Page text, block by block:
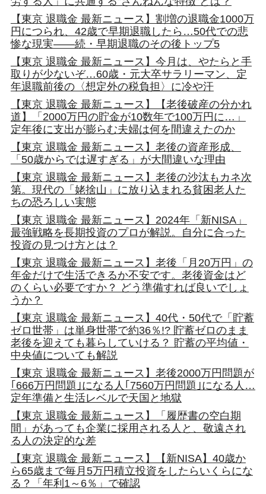
【東京 退職金 最新ニュース】割増の退職金1000万
円につられ、42歳で早期退職したら…50代での悲
惨な現実――続・早期退職のその後トップ5
【東京 退職金 最新ニュース】今月は、やたらと手
取りが少ないぞ…60歳・元大卒サラリーマン、定
年退職前後の〈想定外の税負担〉に冷や汗
【東京 退職金 最新ニュース】【老後破産の分かれ
道】「2000万円の貯金が10数年で100万円に…」
定年後に支出が膨らむ夫婦は何を間違えたのか
【東京 退職金 最新ニュース】老後の資産形成、
「50歳からでは遅すぎる」が大間違いな理由
【東京 退職金 最新ニュース】老後の沙汰もカネ次
第。現代の「姥捨山」に放り込まれる貧困老人た
ちの恐ろしい実態
【東京 退職金 最新ニュース】2024年「新NISA」
最強戦略を長期投資のプロが解説。自分に合った
投資の見つけ方とは？
【東京 退職金 最新ニュース】老後「月20万円」の
年金だけで生活できるか不安です。老後資金はど
のくらい必要ですか？ どう準備すれば良いでしょ
うか？
【東京 退職金 最新ニュース】40代・50代で「貯蓄
ゼロ世帯」は単身世帯で約36％!? 貯蓄ゼロのまま
老後を迎えても暮らしていける？ 貯蓄の平均値・
中央値についても解説
【東京 退職金 最新ニュース】老後2000万円問題が
｢666万円問題｣になる人｢7560万円問題｣になる人…
定年準備と生活レベルで天国と地獄
【東京 退職金 最新ニュース】「履歴書の空白期
間」があっても企業に採用される人と、敬遠され
る人の決定的な差
【東京 退職金 最新ニュース】【新NISA】40歳か
ら65歳まで毎月5万円積立投資をしたらいくらにな
る？「年利1～6％」で確認